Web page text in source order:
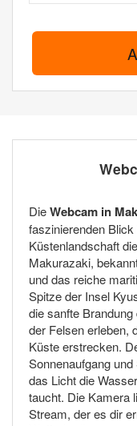
DieWebcam in
faszinierenden
Küstenlandschaft
Makurazaki,
und das reiche
Spitze der Insel
die sanfte
der Felsen erleben,
Küste erstrecken.
Sonnenaufgang
das Licht die
taucht. Die Kamera
Stream, der es dir